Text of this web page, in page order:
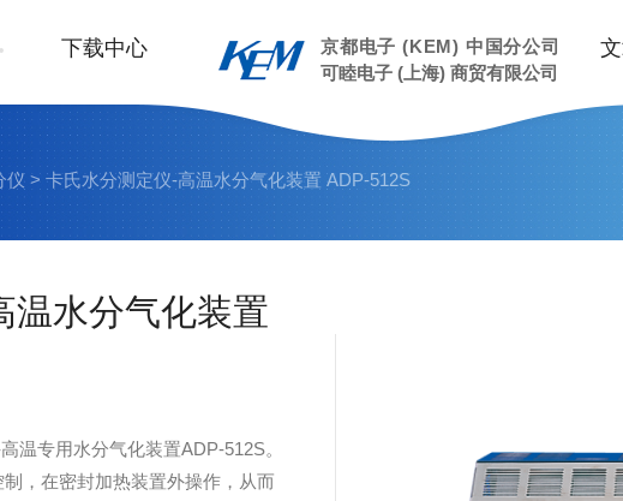
京都电子 (KEM) 中国分公司
可睦电子 (上海) 商贸有限公司
下载中心
仪 > 卡氏水分测定仪-高温水分气化装置 ADP-512S
温水分气化装置
温专用水分气化装置ADP-512S。
，在密封加热装置外操作，从而